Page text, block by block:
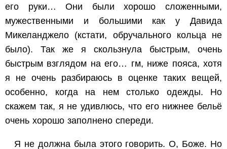
его руки… Они были хорошо сложенными,
мужественными и большими как у Давида
Микеланджело (кстати, обручального кольца не
было). Так же я скользнула быстрым, очень
быстрым взглядом на его… гм, ниже пояса, хотя
я не очень разбираюсь в оценке таких вещей,
особенно, когда на нем столько одежды. Но
скажем так, я не удивлюсь, что его нижнее бельё
очень хорошо заполнено спереди.
Я не должна была этого говорить. О, Боже. Но